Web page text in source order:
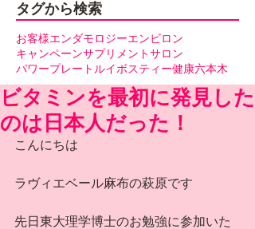
タグから検索
お客様エンダモロジーエンビロン
キャンペーンサプリメントサロン
パワープレート ルイボスティー健康六本木
ビタミンを最初に発見した
のは日本人だった！
こんにちは
ラヴィエベール麻布の萩原です
先日東大理学博士のお勉強に参加いた